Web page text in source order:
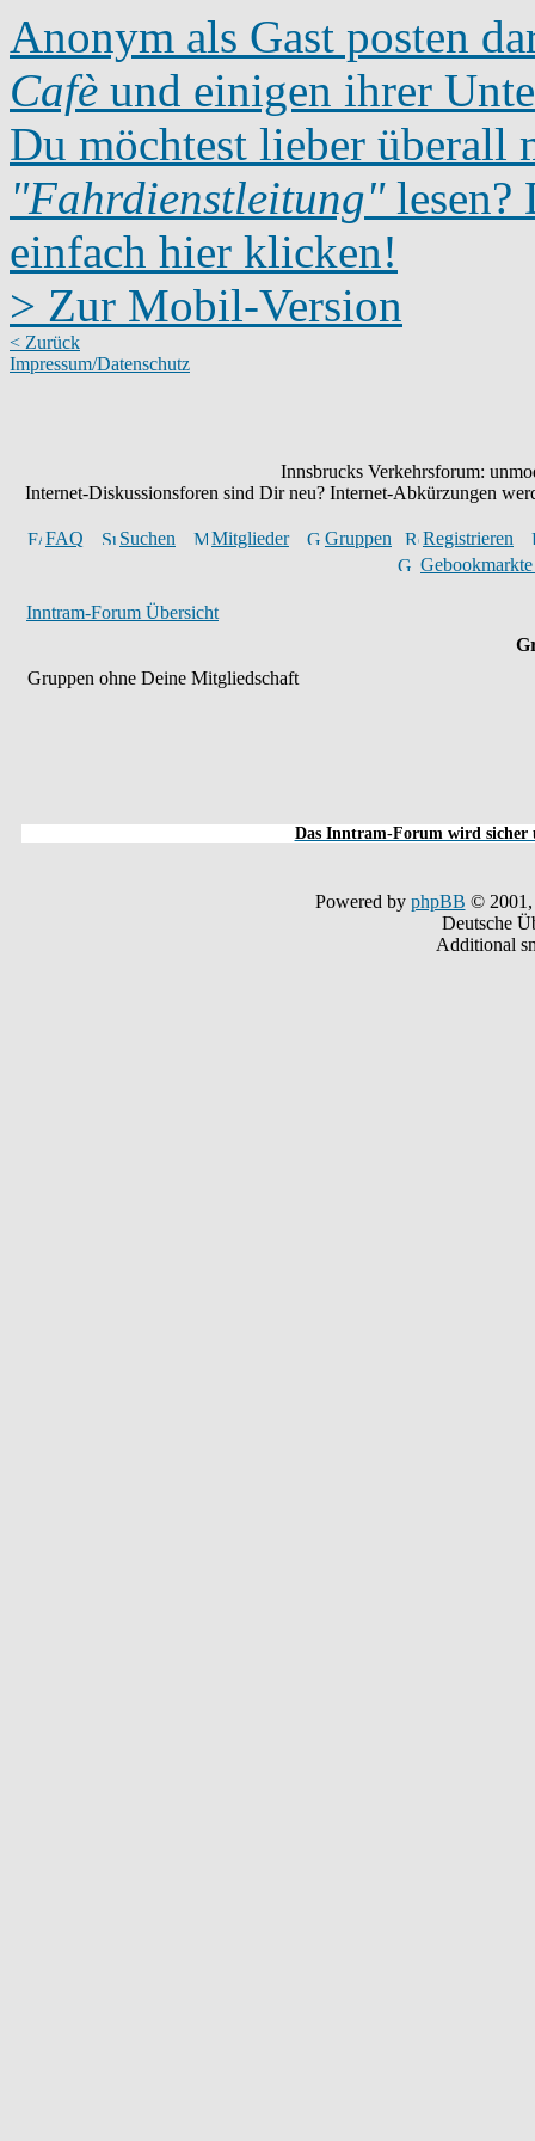
Anonym als Gast posten
Cafè und einigen ihrer
Du möchtest lieber überall
"Fahrdienstleitung"lesen?
einfach hier klicken!
> Zur Mobil-Version
< Zurück
Impressum/Datenschutz
Innsbrucks Verkehrsforum:
Internet-Diskussionsforen sind Dir neu? Internet-Abkürzungen
FAQ Suchen Mitglieder Gruppen
Registrieren
Inntram-Forum Übersicht
Gruppen ohne Deine Mitgliedschaft
Das Inntram-Forum wird sicher
Powered by phpBB © 2001,
Deutsche
Additional